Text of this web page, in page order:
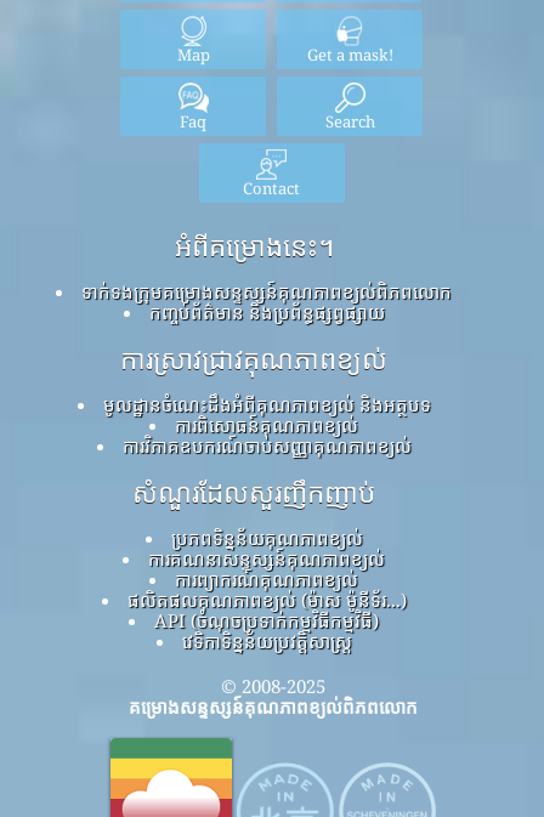
Map Get a mask!
Faq Search
Contact
អំពីគម្រោងនេះ។
ទាក់ទងក្រុមគម្រោងសន្ទស្សន៍គុណភាពខ្យល់ពិភពលោក
កញ្ចប់ព័ត៌មាន និងប្រព័ន្ធផ្សព្វផ្សាយ
ការស្រាវជ្រាវគុណភាពខ្យល់
មូលដ្ឋានចំណេះដឹងអំពីគុណភាពខ្យល់ និងអត្ថបទ
ការពិសោធន៍គុណភាពខ្យល់
ការវិភាគឧបករណ៍ចាប់សញ្ញាគុណភាពខ្យល់
សំណួរដែលសួរញឹកញាប់
ប្រភពទិន្នន័យគុណភាពខ្យល់
ការគណនាសន្ទស្សន៍គុណភាពខ្យល់
ការព្យាករណ៍គុណភាពខ្យល់
ផលិតផលគុណភាពខ្យល់ (ម៉ាស ម៉ូនីទ័រ...)
API (ចំណុចប្រទាក់កម្មវិធីកម្មវិធី)
វេទិកាទិន្នន័យប្រវត្តិសាស្ត្រ
© 2008-2025
គម្រោងសន្ទស្សន៍គុណភាពខ្យល់ពិភពលោក